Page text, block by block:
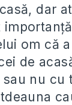
dar
om că
de
nu cu